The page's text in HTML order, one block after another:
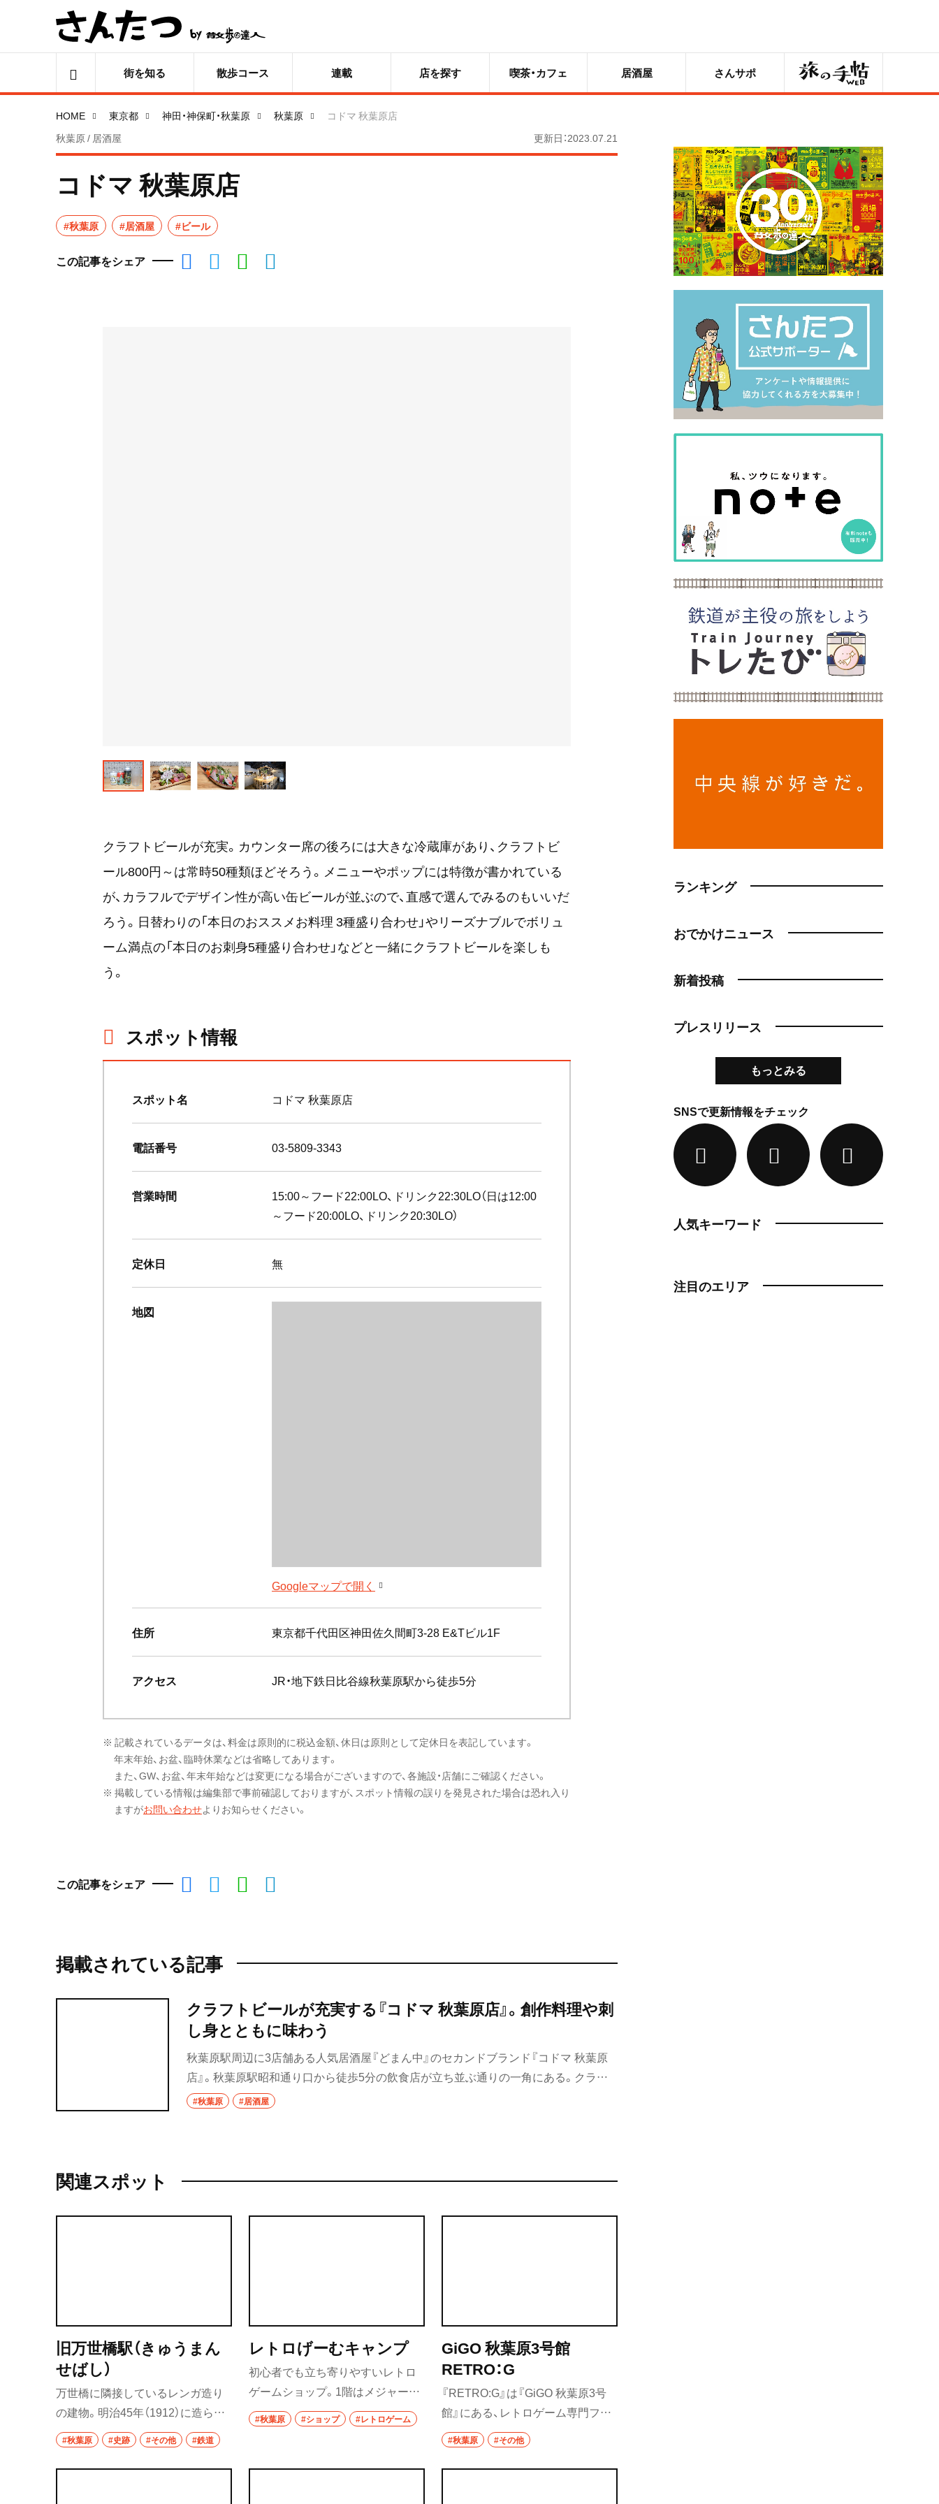
街を知る 散歩コース 連載 店を探す 喫茶・カフェ 居酒屋 さんサポ 旅の手帖
HOME 東京都 神田・神保町・秋葉原 秋葉原
コドマ 秋葉原店
秋葉原 / 居酒屋
更新日：2023.07.21
コドマ 秋葉原店
#秋葉原 #居酒屋 #ビール
この記事をシェア
クラフトビールが充実。カウンター席の後ろには大きな冷蔵庫があり、クラフトビ
ール800円～は常時50種類ほどそろう。メニューやポップには特徴が書かれている
が、カラフルでデザイン性が高い缶ビールが並ぶので、直感で選んでみるのもいいだ
ろう。日替わりの「本日のおススメお料理 3種盛り合わせ」やリーズナブルでボリュ
ーム満点の「本日のお刺身5種盛り合わせ」などと一緒にクラフトビールを楽しも
う。
スポット情報
スポット名 コドマ 秋葉原店
電話番号 03-5809-3343
営業時間
15:00～フード22:00LO、ドリンク22:30LO（日は12:00
～フード20:00LO、ドリンク20:30LO）
定休日 無
地図
Googleマップで開く
住所 東京都千代田区神田佐久間町3-28 E&Tビル1F
アクセス JR・地下鉄日比谷線秋葉原駅から徒歩5分
※ 記載されているデータは、料金は原則的に税込金額、休日は原則として定休日を表記しています。
年末年始、お盆、臨時休業などは省略してあります。
また、GW、お盆、年末年始などは変更になる場合がございますので、各施設・店舗にご確認ください。
※ 掲載している情報は編集部で事前確認しておりますが、スポット情報の誤りを発見された場合は恐れ入り
ますがお問い合わせよりお知らせください。
この記事をシェア
掲載されている記事
クラフトビールが充実する『コドマ 秋葉原店』。創作料理や刺
し身とともに味わう
秋葉原駅周辺に3店舗ある人気居酒屋『どまん中』のセカンドブランド『コドマ 秋葉原
店』。秋葉原駅昭和通り口から徒歩5分の飲食店が立ち並ぶ通りの一角にある。クラフ
トビールや創作料理が充実し、仲間たちとワイワイ楽しむのに最適な店だ。
#秋葉原 #居酒屋
関連スポット
旧万世橋駅（きゅうまん
せばし）
万世橋に隣接しているレンガ造り
の建物。明治45年（1912）に造られ
たかつての万世橋駅のホーム部分
や階段など、その遺構が随所に残っ
ている。館内には万世橋駅ジオラ
#秋葉原 #史跡 #その他 #鉄道
レトロげーむキャンプ
初心者でも立ち寄りやすいレトロ
ゲームショップ。1階はメジャー
系、2階にはディープな品が並ぶ。
全商品起動チェック済みなのはも
換した上で販売してくれるなど、細
#秋葉原 #ショップ #レトロゲーム
GiGO 秋葉原3号館
RETRO：G
『RETRO:G』は『GiGO 秋葉原3号
館』にある、レトロゲーム専門フロ
ア。1人用、2人用、対戦、皆で楽しめ
る大型筐体と、幅広い楽しみ方がで
きるラインアップが揃っている。
#秋葉原 #その他
ランキング
おでかけニュース
新着投稿
プレスリリース
もっとみる
SNSで更新情報をチェック
人気キーワード
注目のエリア